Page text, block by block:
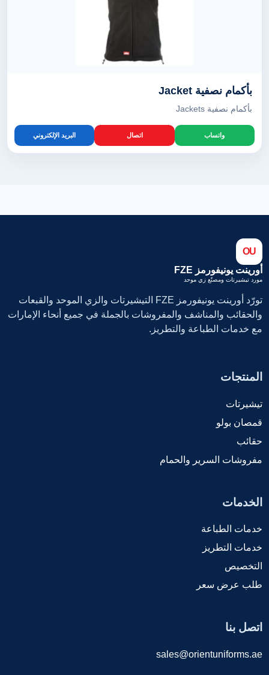
بأكمام نصفية Jacket
بأكمام نصفية Jackets
واتساب اتصال البريد الإلكتروني
OU
أورينت يونيفورمز FZE
مورد تيشيرتات ومصنّع زي موحد
تورّد أورينت يونيفورمز FZE التيشيرتات والزي الموحد والقبعات
والحقائب والمناشف والمفروشات بالجملة في جميع أنحاء الإمارات
مع خدمات الطباعة والتطريز.
المنتجات
تيشيرتات
قمصان بولو
حقائب
مفروشات السرير والحمام
الخدمات
خدمات الطباعة
خدمات التطريز
التخصيص
طلب عرض سعر
اتصل بنا
sales@orientuniforms.ae